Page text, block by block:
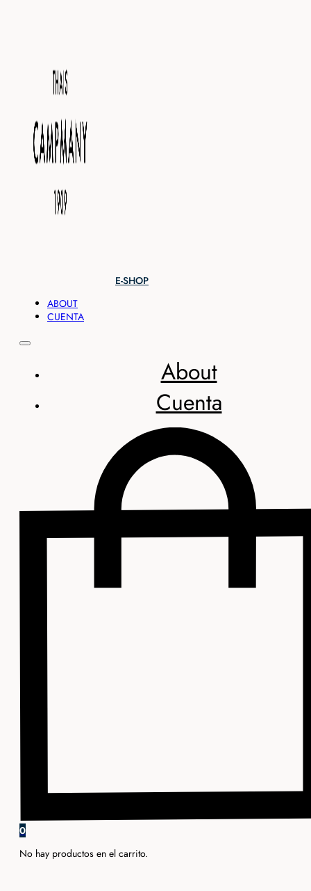
E-SHOP
ABOUT
CUENTA
About
Cuenta
0
No hay productos en el carrito.